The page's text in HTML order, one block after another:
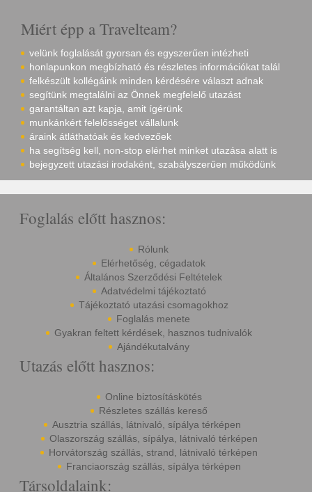
Miért épp a Travelteam?
velünk foglalását gyorsan és egyszerűen intézheti
honlapunkon megbízható és részletes információkat talál
felkészült kollégáink minden kérdésére választ adnak
segítünk megtalálni az Önnek megfelelő utazást
garantáltan azt kapja, amit ígérünk
munkánkért felelősséget vállalunk
áraink átláthatóak és kedvezőek
ha segítség kell, non-stop elérhet minket utazása alatt is
bejegyzett utazási irodaként, szabályszerűen működünk
Foglalás előtt hasznos:
Rólunk
Elérhetőség, cégadatok
Általános Szerződési Feltételek
Adatvédelmi tájékoztató
Tájékoztató utazási csomagokhoz
Foglalás menete
Gyakran feltett kérdések, hasznos tudnivalók
Ajándékutalvány
Utazás előtt hasznos:
Online biztosításkötés
Részletes szállás kereső
Ausztria szállás, látnivaló, sípálya térképen
Olaszország szállás, sípálya, látnivaló térképen
Horvátország szállás, strand, látnivaló térképen
Franciaország szállás, sípálya térképen
Társoldalaink: